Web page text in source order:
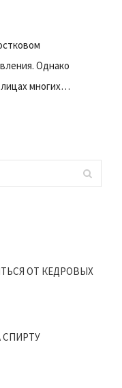
Однако
многих…
ОТ КЕДРОВЫХ
СПИРТУ